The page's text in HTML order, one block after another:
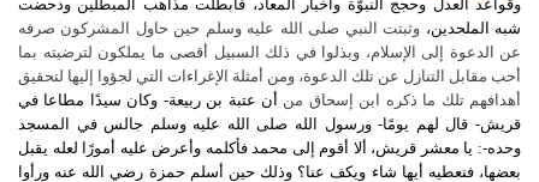
وقواعد العدل وحجج النبوّة وأخبار المعاد، فأبطلت مذاهب المبطلين ودحضت
شبه الملحدين، وثبتت النبي صلى الله عليه وسلم حين حاول المشركون صرفه
عن الدعوة إلى الإسلام، وبذلوا في ذلك السبيل أقصى ما يملكون لترضيته بما
أحب مقابل التنازل عن تلك الدعوة، ومن أمثلة الإغراءات التي لجؤوا إليها لتحقيق
أهدافهم تلك ما ذكره ابن إسحاق من أن عتبة بن ربيعة- وكان سيدًا مطاعا في
قريش- قال لهم يومًا- ورسول الله صلى الله عليه وسلم جالس في المسجد
وحده-: يا معشر قريش، ألا أقوم إلى محمد فأكلمه وأعرض عليه أمورًا لعله يقبل
بعضها، فنعطيه أيها شاء ويكف عنا؟ وذلك حين أسلم حمزة رضي الله عنه ورأوا